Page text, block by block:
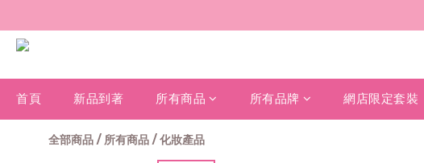
首頁 新品到著 所有商品 所有品牌 網店限定套裝
全部商品 / 所有商品 /化妝產品